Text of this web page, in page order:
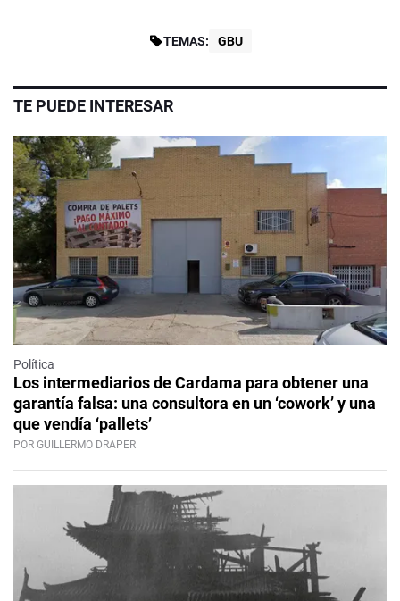
TEMAS: GBU
TE PUEDE INTERESAR
Política
Los intermediarios de Cardama para obtener una
garantía falsa: una consultora en un ‘cowork’ y una
que vendía ‘pallets’
POR GUILLERMO DRAPER